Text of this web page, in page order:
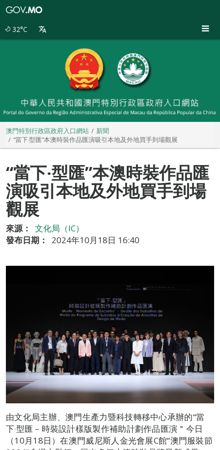
32°C
澳門特別行政區政府入口網站
新聞
“當下‧型匯”本澳時裝作品匯演吸引本地及外地買手到場觀展
“當下‧型匯”本澳時裝作品匯
演吸引本地及外地買手到場
觀展
來源：
文化局（IC）
發布日期：
2024年10月18日 16:40
由文化局主辦、澳門生產力暨科技轉移中心承辦的“當
下‧型匯－時裝設計樣版製作補助計劃作品匯演＂今日
（10月18日）在澳門威尼斯人金光會展C館“澳門服裝節